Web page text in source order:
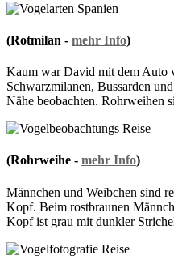
(Rotmilan - mehr Info)
Kaum war David mit dem Auto
Schwarzmilanen, Bussarden
Nähe beobachten. Rohrweihen
(Rohrweihe - mehr Info)
Männchen und Weibchen sind
Kopf. Beim rostbraunen
Kopf ist grau mit dunkler